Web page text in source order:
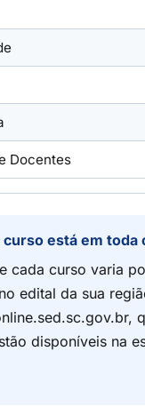
Docentes
está em toda
cada curso varia
edital da sua
disponíveis na